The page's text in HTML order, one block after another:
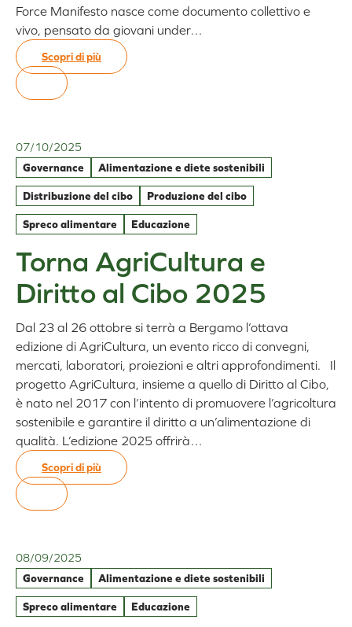
Force Manifesto nasce come documento collettivo e
vivo, pensato da giovani under…
Scopri di più
:
Manifesto
07/10/2025
Governance
Alimentazione e diete sostenibili
Distribuzione del cibo Produzione del cibo
Spreco alimentare Educazione
Torna AgriCultura e
Diritto al Cibo 2025
Dal 23 al 26 ottobre si terrà a Bergamo l’ottava
edizione di AgriCultura, un evento ricco di convegni,
mercati, laboratori, proiezioni e altri approfondimenti. Il
progetto AgriCultura, insieme a quello di Diritto al Cibo,
è nato nel 2017 con l’intento di promuovere l’agricoltura
sostenibile e garantire il diritto a un’alimentazione di
qualità. L’edizione 2025 offrirà…
Scopri di più
:
Diritto
al
Cibo
2025
08/09/2025
Governance
Alimentazione e diete sostenibili
Spreco alimentare Educazione